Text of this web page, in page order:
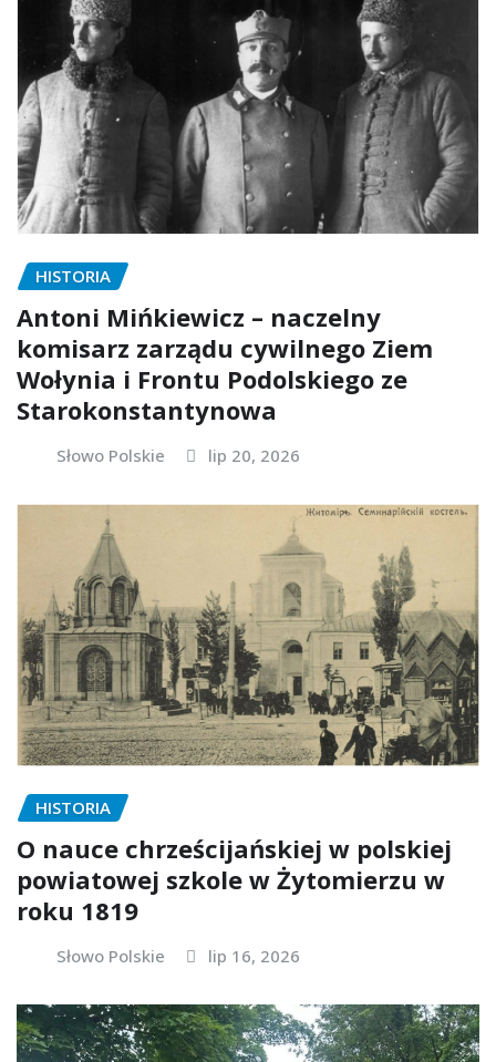
HISTORIA
Antoni Mińkiewicz – naczelny
komisarz zarządu cywilnego Ziem
Wołynia i Frontu Podolskiego ze
Starokonstantynowa
Słowo Polskie lip 20, 2026
HISTORIA
O nauce chrześcijańskiej w polskiej
powiatowej szkole w Żytomierzu w
roku 1819
Słowo Polskie lip 16, 2026